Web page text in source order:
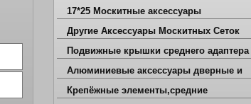
17*25 Москитные аксессуары
Другие Аксессуары Москитных Сеток
Подвижные крышки среднего адаптера
Алюминиевые аксессуары дверные и
оконные
Крепёжные элементы,средние